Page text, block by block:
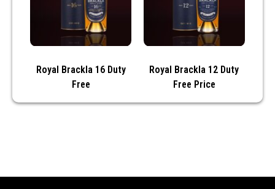
Royal Brackla 16 Duty
Free
Royal Brackla 12 Duty
Free Price